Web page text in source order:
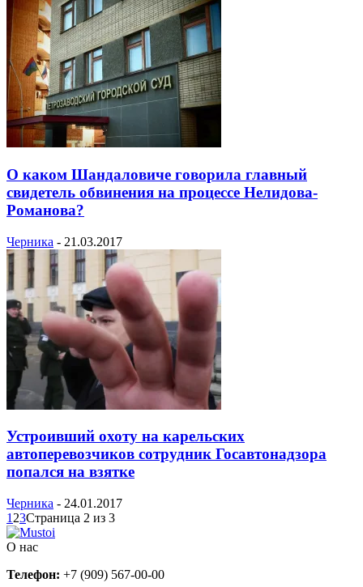
О каком Шандаловиче говорила главный
свидетель обвинения на процессе Нелидова-
Романова?
Черника - 21.03.2017
Устроивший охоту на карельских
автоперевозчиков сотрудник Госавтонадзора
попался на взятке
Черника - 24.01.2017
1 23Страница 2 из 3
О нас
Телефон: +7 (909) 567-00-00